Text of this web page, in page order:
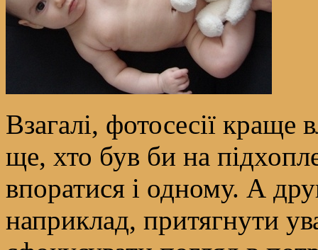
Взагалі, фотосесії краще
ще, хто був би на
впоратися і одному. А
наприклад, притягнути